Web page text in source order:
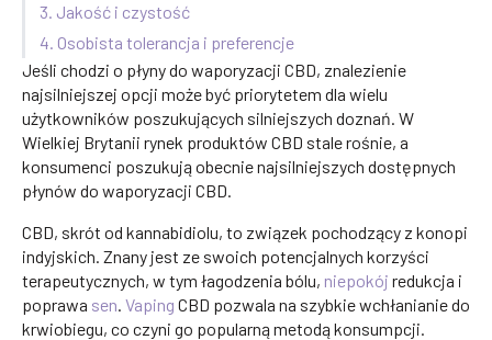
Jeśli chodzi o płyny do waporyzacji CBD, znalezienie
najsilniejszej opcji może być priorytetem dla wielu
użytkowników poszukujących silniejszych doznań. W
Wielkiej Brytanii rynek produktów CBD stale rośnie, a
konsumenci poszukują obecnie najsilniejszych dostępnych
płynów do waporyzacji CBD.
CBD, skrót od kannabidiolu, to związek pochodzący z konopi
indyjskich. Znany jest ze swoich potencjalnych korzyści
terapeutycznych, w tym łagodzenia bólu, niepokój redukcja i
poprawa sen. Vaping CBD pozwala na szybkie wchłanianie do
krwiobiegu, co czyni go popularną metodą konsumpcji.
3. Jakość i czystość
4. Osobista tolerancja i preferencje